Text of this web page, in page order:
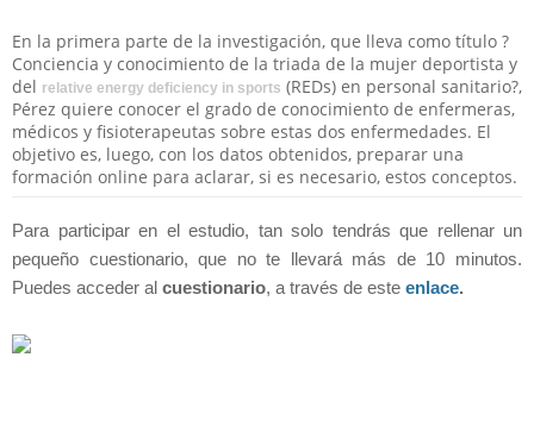
En la primera parte de la investigación, que lleva como título ?
Conciencia y conocimiento de la triada de la mujer deportista y
del relative energy deficiency in sports (REDs) en personal sanitario?,
Pérez quiere conocer el grado de conocimiento de enfermeras,
médicos y fisioterapeutas sobre estas dos enfermedades. El
objetivo es, luego, con los datos obtenidos, preparar una
formación online para aclarar, si es necesario, estos conceptos.
Para participar en el estudio, tan solo tendrás que rellenar un
pequeño cuestionario, que no te llevará más de 10 minutos.
Puedes acceder al cuestionario, a través de este enlace.